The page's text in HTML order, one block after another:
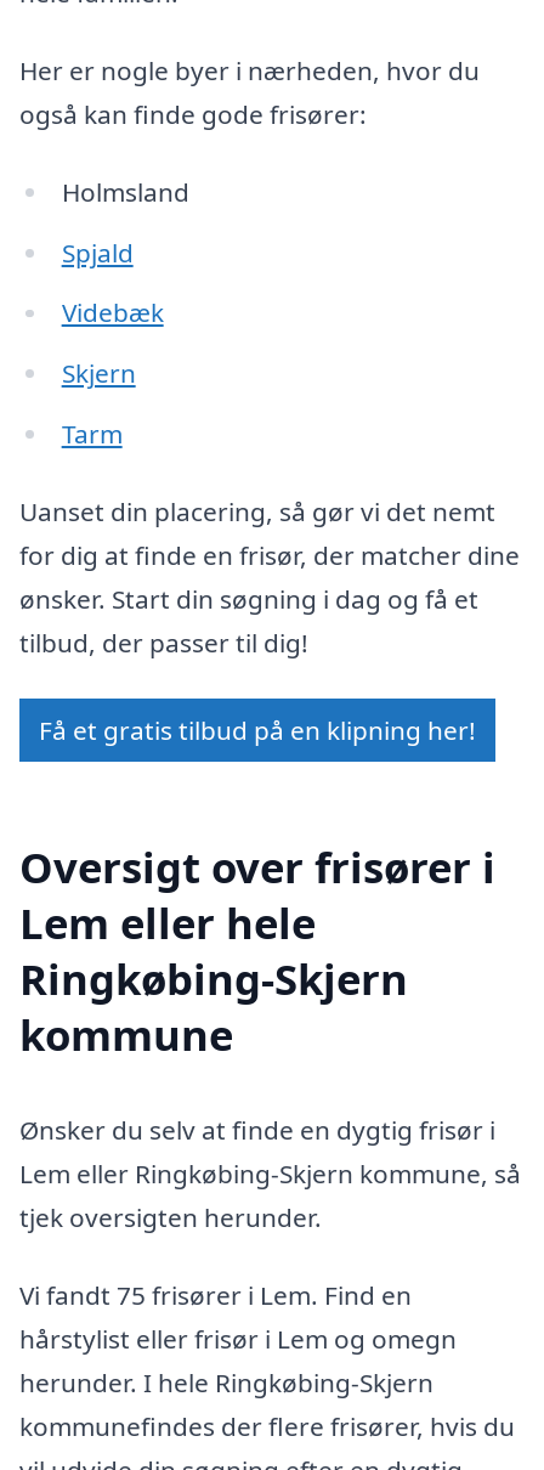
Her er nogle byer i nærheden, hvor du
også kan finde gode frisører:
Holmsland
Spjald
Videbæk
Skjern
Tarm
Uanset din placering, så gør vi det nemt
for dig at finde en frisør, der matcher dine
ønsker. Start din søgning i dag og få et
tilbud, der passer til dig!
Få et gratis tilbud på en klipning her!
Oversigt over frisører i
Lem eller hele
Ringkøbing-Skjern
kommune
Ønsker du selv at finde en dygtig frisør i
Lem eller Ringkøbing-Skjern kommune, så
tjek oversigten herunder.
Vi fandt 75 frisører i Lem. Find en
hårstylist eller frisør i Lem og omegn
herunder. I hele Ringkøbing-Skjern
kommunefindes der flere frisører, hvis du